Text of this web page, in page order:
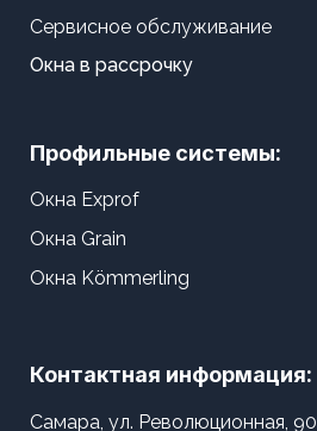
Сервисное обслуживание
Окна в рассрочку
Профильные системы:
Окна Exprof
Окна Grain
Окна Kömmerling
Контактная информация:
Самара, ул. Революционная, 90